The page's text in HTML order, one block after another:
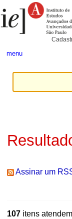
para
conteúdo.
Pessoais
menu
Assinar um
107itens